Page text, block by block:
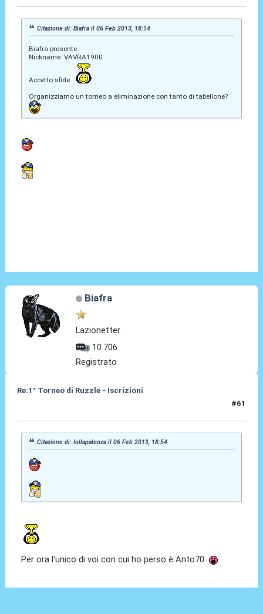
Citazione di: Biafra il 06 Feb 2013, 18:14
Biafra presente.
Nickname: VAVRA1900
Accetto sfide
Organizziamo un torneo a eliminazione con tanto di tabellone?
Biafra
Lazionetter
10.706
Registrato
Re:1° Torneo di Ruzzle - Iscrizioni
#61
Citazione di: lollapalooza il 06 Feb 2013, 18:54
Per ora l'unico di voi con cui ho perso è Anto70